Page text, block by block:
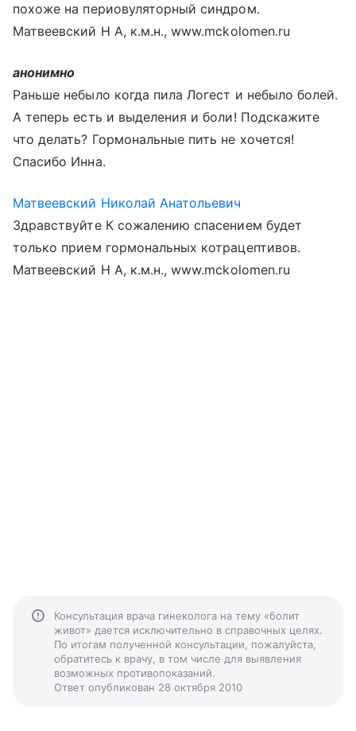
похоже на периовуляторный синдром.
Матвеевский Н А, к.м.н., www.mckolomen.ru
анонимно
Раньше небыло когда пила Логест и небыло болей.
А теперь есть и выделения и боли! Подскажите
что делать? Гормональные пить не хочется!
Спасибо Инна.
Матвеевский Николай Анатольевич
Здравствуйте К сожалению спасением будет
только прием гормональных котрацептивов.
Матвеевский Н А, к.м.н., www.mckolomen.ru
Консультация врача гинеколога на тему «болит
живот» дается исключительно в справочных целях.
По итогам полученной консультации, пожалуйста,
обратитесь к врачу, в том числе для выявления
возможных противопоказаний.
Ответ опубликован 28 октября 2010